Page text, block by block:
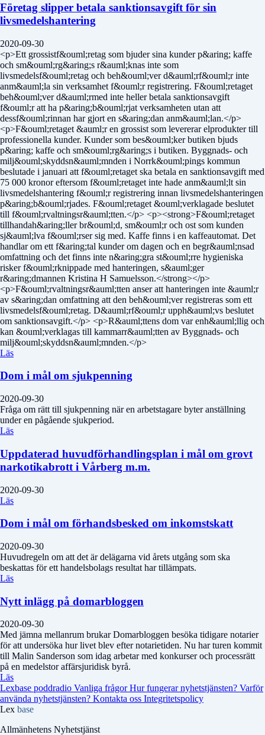
Företag slipper betala sanktionsavgift för sin
livsmedelshantering
2020-09-30
<p>Ett grossistf&ouml;retag som bjuder sina kunder p&aring; kaffe
och sm&ouml;rg&aring;s r&auml;knas inte som
livsmedelsf&ouml;retag och beh&ouml;ver d&auml;rf&ouml;r inte
anm&auml;la sin verksamhet f&ouml;r registrering. F&ouml;retaget
beh&ouml;ver d&auml;rmed inte heller betala sanktionsavgift
f&ouml;r att ha p&aring;b&ouml;rjat verksamheten utan att
dessf&ouml;rinnan har gjort en s&aring;dan anm&auml;lan.</p>
<p>F&ouml;retaget &auml;r en grossist som levererar elprodukter till
professionella kunder. Kunder som bes&ouml;ker butiken bjuds
p&aring; kaffe och sm&ouml;rg&aring;s i butiken. Byggnads- och
milj&ouml;skyddsn&auml;mnden i Norrk&ouml;pings kommun
beslutade i januari att f&ouml;retaget ska betala en sanktionsavgift med
75 000 kronor eftersom f&ouml;retaget inte hade anm&auml;lt sin
livsmedelshantering f&ouml;r registrering innan livsmedelshanteringen
p&aring;b&ouml;rjades. F&ouml;retaget &ouml;verklagade beslutet
till f&ouml;rvaltningsr&auml;tten.</p> <p><strong>F&ouml;retaget
tillhandah&aring;ller br&ouml;d, sm&ouml;r och ost som kunden
sj&auml;lva f&ouml;rser sig med. Kaffe finns i en kaffeautomat. Det
handlar om ett f&aring;tal kunder om dagen och en begr&auml;nsad
omfattning och det finns inte n&aring;gra st&ouml;rre hygieniska
risker f&ouml;rknippade med hanteringen, s&auml;ger
r&aring;dmannen Kristina H Samuelsson.</strong></p>
<p>F&ouml;rvaltningsr&auml;tten anser att hanteringen inte &auml;r
av s&aring;dan omfattning att den beh&ouml;ver registreras som ett
livsmedelsf&ouml;retag. D&auml;rf&ouml;r upph&auml;vs beslutet
om sanktionsavgift.</p> <p>R&auml;ttens dom var enh&auml;llig och
kan &ouml;verklagas till kammarr&auml;tten av Byggnads- och
milj&ouml;skyddsn&auml;mnden.</p>
Läs
Dom i mål om sjukpenning
2020-09-30
Fråga om rätt till sjukpenning när en arbetstagare byter anställning
under en pågående sjukperiod.
Läs
Uppdaterad huvudförhandlingsplan i mål om grovt
narkotikabrott i Vårberg m.m.
2020-09-30
Läs
Dom i mål om förhandsbesked om inkomstskatt
2020-09-30
Huvudregeln om att det är delägarna vid årets utgång som ska
beskattas för ett handelsbolags resultat har tillämpats.
Läs
Nytt inlägg på domarbloggen
2020-09-30
Med jämna mellanrum brukar Domarbloggen besöka tidigare notarier
för att undersöka hur livet blev efter notarietiden. Nu har turen kommit
till Malin Sanderson som idag arbetar med konkurser och processrätt
på en medelstor affärsjuridisk byrå.
Läs
Lexbase poddradio Vanliga frågorHur fungerar nyhetstjänsten? Varför
använda nyhetstjänsten? Kontakta oss Integritetspolicy
Lex base
Allmänhetens Nyhetstjänst